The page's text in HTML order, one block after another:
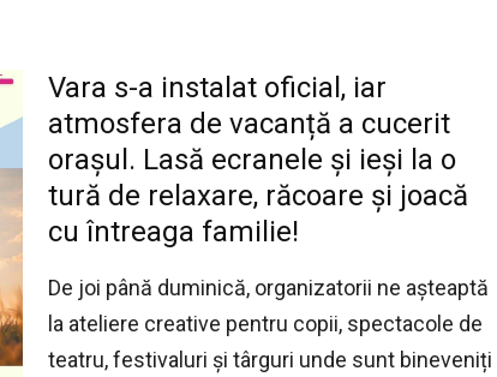
Vara s-a instalat oficial, iar
atmosfera de vacanță a cucerit
orașul. Lasă ecranele și ieși la o
tură de relaxare, răcoare și joacă
cu întreaga familie!
De joi până duminică, organizatorii ne așteaptă
la ateliere creative pentru copii, spectacole de
teatru, festivaluri și târguri unde sunt bineveniți